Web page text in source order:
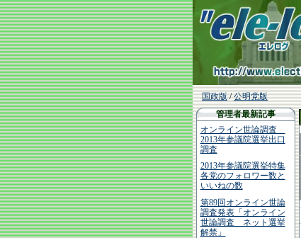
国政版/公明党版
管理者最新記事
オンライン世論調査
2013年参議院選挙出口
調査
2013年参議院選挙特集
各党のフォロワー数と
いいねの数
第89回オンライン世論
調査発表「オンライン
世論調査 ネット選挙
解禁」